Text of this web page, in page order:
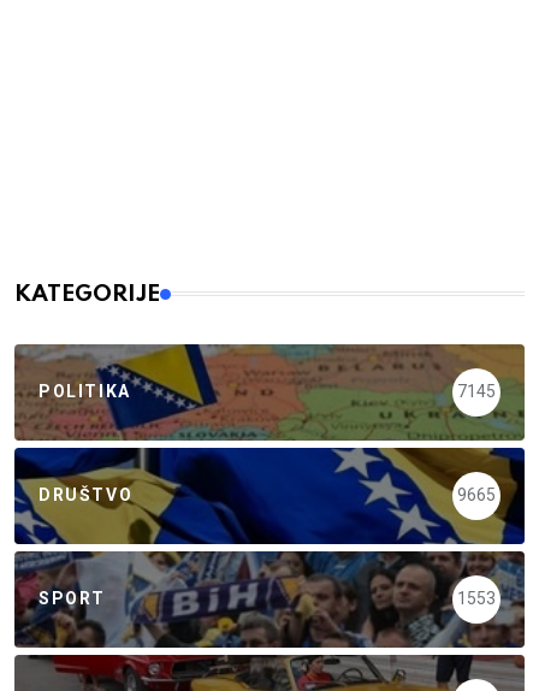
KATEGORIJE
POLITIKA 7145
DRUŠTVO 9665
SPORT 1553